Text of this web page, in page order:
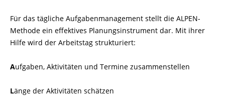
Für das tägliche Aufgabenmanagement stellt die ALPEN-
Methode ein effektives Planungsinstrument dar. Mit ihrer
Hilfe wird der Arbeitstag strukturiert:
Aufgaben, Aktivitäten und Termine zusammenstellen
Länge der Aktivitäten schätzen